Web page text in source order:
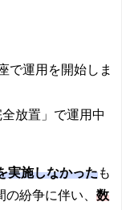
で運用を開始しま
放置」で運用中
実施しなかったも
紛争に伴い、 数